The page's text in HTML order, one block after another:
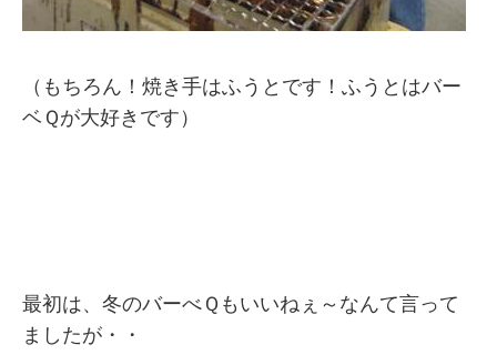
（もちろん！焼き手はふうとです！ふうとはバー
ベＱが大好きです）
最初は、冬のバーべＱもいいねぇ～なんて言って
ましたが・・